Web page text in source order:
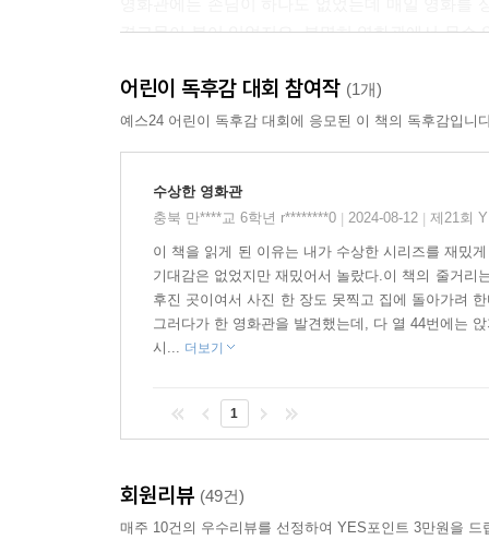
경고문이 붙어 있었지요. 분명히 영화관에서 무슨
이겨 내고 무사히 집에 돌아갈 수 있을까요?
요즘은 모든 것이 빠르게 변화하는 시대라고들
사는 가족에게 온갖 소식을 전할 수 있는 시대
그만큼 윤택한 삶을 살 수 있게 된 것은 사실입니
느끼게 된 것은 어떻게 된 일일까요?
사람들이 내쫓기는 이른바, ‘둥지 내몰림 현상(
가치를 부여하고, 지켜나가면 좋을 옛것을 소중
보았을 겁니다.
어린이 독후감 대회 참여작 (1개)
예스24 어린이 독후감 대회에 응모된 이 책의 독후감입니
수상한 영화관
충북 만****교 6학년 r********0
2024-08-12 제21회
이 책을 읽게 된 이유는 내가 수상한 시리즈를 재밌
기대감은 없었지만 재밌어서 놀랐다.이 책의 줄거리
후진 곳이여서 사진 한 장도 못찍고 집에 돌아가려
그러다가 한 영화관을 발견했는데, 다 열 44번에는
시... 더보기
1
회원리뷰 (49건)
매주 10건의 우수리뷰를 선정하여 YES포인트 3만원을 드